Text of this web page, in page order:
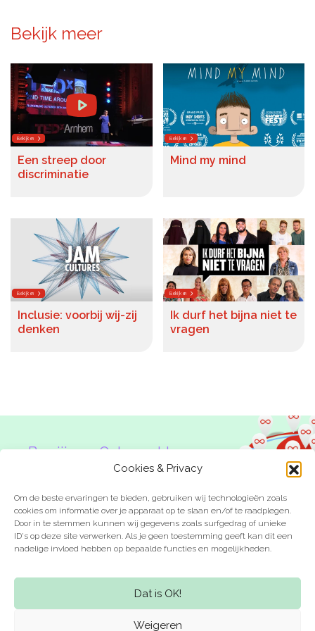
Cookies & Privacy
Om de beste ervaringen te bieden, gebruiken wij technologieën zoals
cookies om informatie over je apparaat op te slaan en/of te raadplegen.
Door in te stemmen kunnen wij gegevens zoals surfgedrag of unieke
ID's op deze site verwerken. Als je geen toestemming geeft kan dit een
nadelige invloed hebben op bepaalde functies en mogelijkheden.
Dat is OK!
Weigeren
Ontwikkeltraject Onbeperkt Talent
Breng een ODE!
Ver- en vooroordelencheck
De Teamaanpak
De Escaperoom
Bekijk volledig overzicht
Sluit je ook aan
In jouw organisatie
De beweging in cijfers
De kalender
Privacy Statement
Bekijk meer
Bekijken
Een streep door
discriminatie
Bekijken
Mind my mind
Bekijken
Inclusie: voorbij wij-zij
denken
Bekijken
Ik durf het bijna niet te
vragen
Ben jij een Onbeperkte
Laat je inspireren